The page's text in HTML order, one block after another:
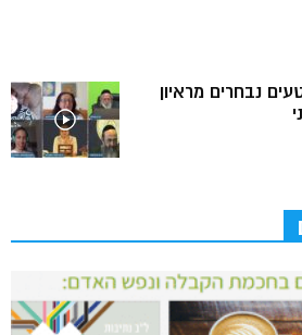
נבחרים מראיון